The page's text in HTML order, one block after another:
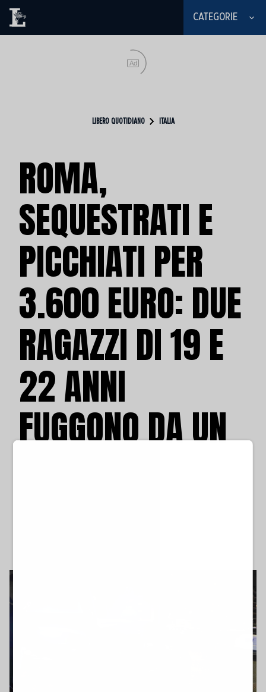
CATEGORIE
Ad
LIBERO QUOTIDIANO ITALIA
ROMA,
SEQUESTRATI E
PICCHIATI PER
3.600 EURO: DUE
RAGAZZI DI 19 E
22 ANNI
FUGGONO DA UN